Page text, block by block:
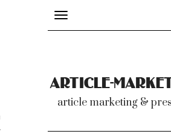
Toggle
navigation
article marketing &